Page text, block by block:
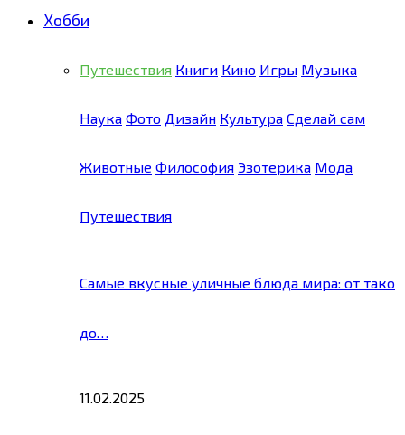
Хобби
Путешествия Книги Кино Игры Музыка
Наука Фото Дизайн Культура Сделай сам
Животные Философия Эзотерика Мода
Путешествия
Самые вкусные уличные блюда мира: от тако
до…
11.02.2025